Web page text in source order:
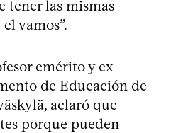
tener las mismas
vamos”.
emérito y ex
de Educación de
aclaró que
porque pueden